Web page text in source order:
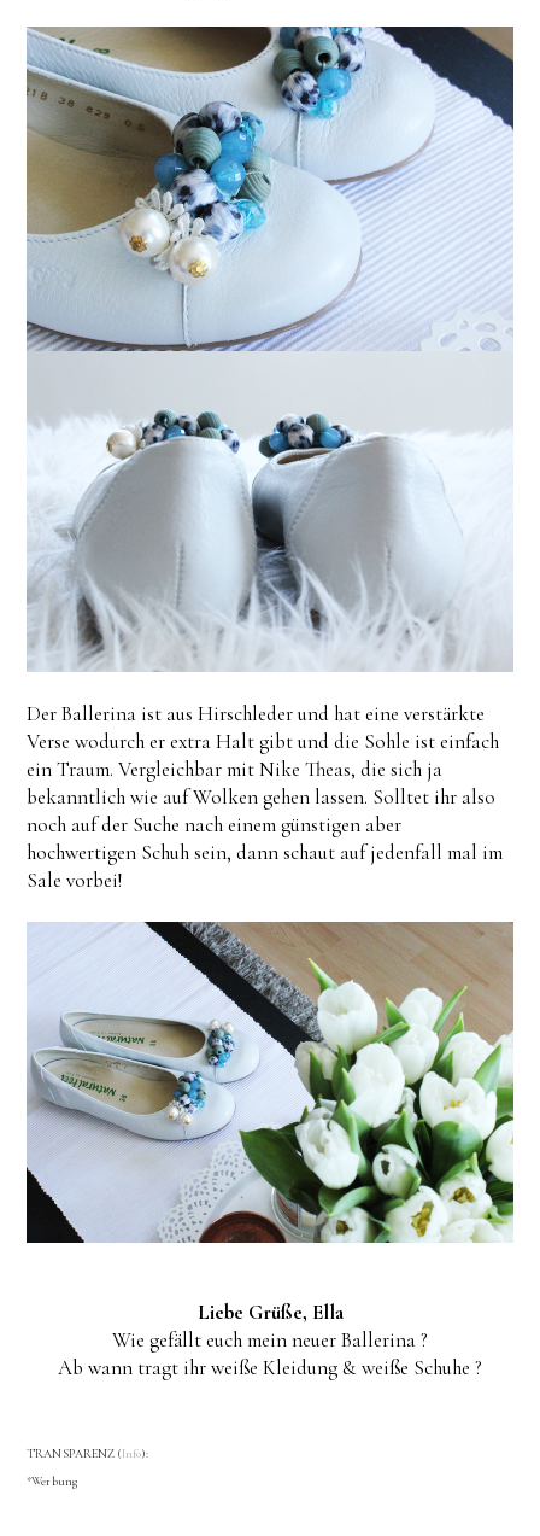
Der Ballerina ist aus Hirschleder und hat eine verstärkte
Verse wodurch er extra Halt gibt und die Sohle ist einfach
ein Traum. Vergleichbar mit Nike Theas, die sich ja
bekanntlich wie auf Wolken gehen lassen. Solltet ihr also
noch auf der Suche nach einem günstigen aber
hochwertigen Schuh sein, dann schaut auf jedenfall mal im
Sale vorbei!
Liebe Grüße, Ella
Wie gefällt euch mein neuer Ballerina ?
Ab wann tragt ihr weiße Kleidung & weiße Schuhe ?
TRANSPARENZ ( Info):
*Werbung